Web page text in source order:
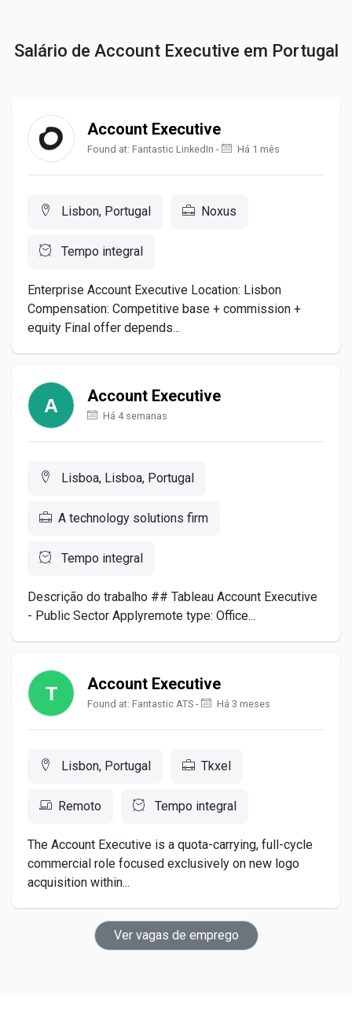
Salário de Account Executive em Portugal
Account Executive
Found at: Fantastic LinkedIn - Há 1 mês
Lisbon, Portugal Noxus
Tempo integral
Enterprise Account Executive Location: Lisbon
Compensation: Competitive base + commission +
equity Final offer depends...
Account Executive
Há 4 semanas
Lisboa, Lisboa, Portugal
A technology solutions firm
Tempo integral
Descrição do trabalho ## Tableau Account Executive
- Public Sector Applyremote type: Office...
Account Executive
Found at: Fantastic ATS - Há 3 meses
Lisbon, Portugal Tkxel
Remoto Tempo integral
The Account Executive is a quota-carrying, full-cycle
commercial role focused exclusively on new logo
acquisition within...
Ver vagas de emprego